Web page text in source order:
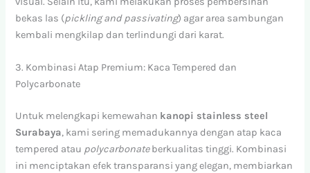
bekas las (pickling and passivating) agar area sambungan
kembali mengkilap dan terlindungi dari karat.
3. Kombinasi Atap Premium: Kaca Tempered dan
Polycarbonate
Untuk melengkapi kemewahan kanopi stainless steel
Surabaya, kami sering memadukannya dengan atap kaca
tempered atau polycarbonateberkualitas tinggi. Kombinasi
ini menciptakan efek transparansi yang elegan, membiarkan